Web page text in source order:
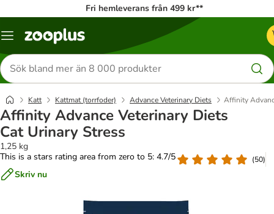
Fri hemleverans från 499 kr**
Katalogmeny
Sök
efter
produkter
Katt Kattmat (torrfoder) Advance Veterinary Diets Affinity
Affinity Advance Veterinary Diets
Cat Urinary Stress
1,25 kg
This is a stars rating area from zero to 5: 4.7/5
(50)
Skriv nu